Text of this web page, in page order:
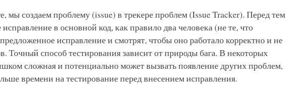
мы создаем проблему (issue) в трекере проблем (Issue Tracker). Перед тем
в основной код, как правило два человека (не те, что
исправление и смотрят, чтобы оно работало корректно и не
Точный способ тестирования зависит от природы бага. В некоторых
сложная и потенциально может вызвать появление других проблем,
времени на тестирование перед внесением исправления.